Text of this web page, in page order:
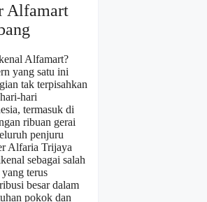
Alfamart
Alfamart?
yang satu ini
tak terpisahkan
hari
termasuk di
ribuan gerai
penjuru
Alfaria Trijaya
sebagai salah
yang terus
besar dalam
pokok dan